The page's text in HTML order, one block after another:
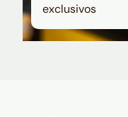
exclusivos